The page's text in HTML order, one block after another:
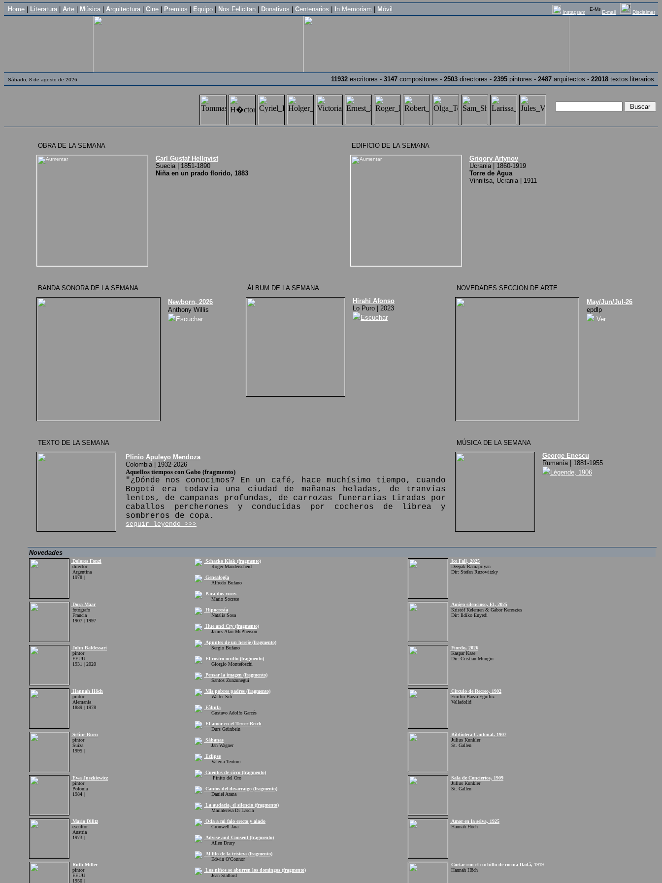
Home Literatura Arte M úsica Arquitectura Cine Premios Equipo Nos Felicitan Donativos Centenarios n Memoriam Móvil Instagram E-mail Disclaimer
Sábado, 8 de agosto de 2026 11932 escritores - 3147 compositores - 2503 directores - 2395 pintores - 2487 arquitectos - 22018 textos literarios
OBRA DE LA SEMANA
Carl Gustaf Hellqvist
Suecia | 1851-1890
Niña en un prado florido, 1883
EDIFICIO DE LA SEMANA
Grigory Artynov
Ucrania | 1860-1919
Torre de Agua
Vinnitsa, Ucrania | 1911
BANDA SONORA DE LA SEMANA
Newborn, 2026
Anthony Willis
Escuchar
ÁLBUM DE LA SEMANA
Hirahi Afonso
Lo Puro | 2023
Escuchar
NOVEDADES SECCION DE ARTE
May/Jun/Jul-26
epdlp
Ver
TEXTO DE LA SEMANA
Plinio Apuleyo Mendoza
Colombia | 1932-2026
Aquellos tiempos con Gabo (fragmento)
"¿Dónde nos conocimos? En un café, hace muchísimo tiempo, cuando
Bogotá era todavía una ciudad de mañanas heladas, de tranvías
lentos, de campanas profundas, de carrozas funerarias tiradas por
caballos percherones y conducidas por cocheros de librea y
sombreros de copa.
seguir leyendo >>>
MÚSICA DE LA SEMANA
George Enescu
Rumanía | 1881-1955
Légende, 1906
Novedades
Dolores Fonzi
director
Argentina
1978 |
Dora Maar
fotógrafo
Francia
1907 | 1997
John Baldessari
pintor
EEUU
1931 | 2020
Hannah Höch
pintor
Alemania
1889 | 1978
Seline Burn
pintor
Suiza
1995 |
Ewa Juszkiewicz
pintor
Polonia
1984 |
Mario Dilitz
escultor
Austria
1973 |
Ruth Miller
pintor
EEUU
1950 |
Schacko Klak (fragmento)
Roger Manderscheid
Genealogía
Alfredo Bufano
Para dos voces
Mario Socrate
Hipocresía
Natalia Sosa
Hue and Cry (fragmento)
James Alan McPherson
Apuntes de un hereje (fragmento)
Sergio Bufano
El rostro oculto (fragmento)
Giorgio Montefoschi
Pensar la imagen (fragmento)
Santos Zunzunegui
Mis pobres padres (fragmento)
Walter Siti
Fábula
Gustavo Adolfo Garcés
El amor en el Tercer Reich
Durs Grünbein
Sábanas
Jan Wagner
Eclipse
Valeria Tentoni
Cuentos de circo (fragmento)
Pinito del Oro
Cantos del desarraigo (fragmento)
Daniel Arana
La audacia, el silencio (fragmento)
Mariateresa Di Lascia
Oda a mi falo erecto y alado
Cronwell Jara
Advise and Consent (fragmento)
Allen Drury
Al filo de la tristeza (fragmento)
Edwin O'Connor
Los niños se aburren los domingos (fragmento)
Jean Stafford
Ice Fall, 2025
Deepak Ramapriyan
Dir: Stefan Ruzowitzky
Amigo silencioso, El, 2025
Kristóf Kelemen & Gábor Keresztes
Dir: Ildiko Enyedi
Fiordo, 2026
Kaspar Kaae
Dir: Cristian Mungiu
Círculo de Recreo, 1902
Emilio Baeza Eguiluz
Valladolid
Biblioteca Cantonal, 1907
Julius Kunkler
St. Gallen
Sala de Conciertos, 1909
Julius Kunkler
St. Gallen
Amor en la selva, 1925
Hannah Höch
Cortar con el cuchillo de cocina Dadá, 1919
Hannah Höch